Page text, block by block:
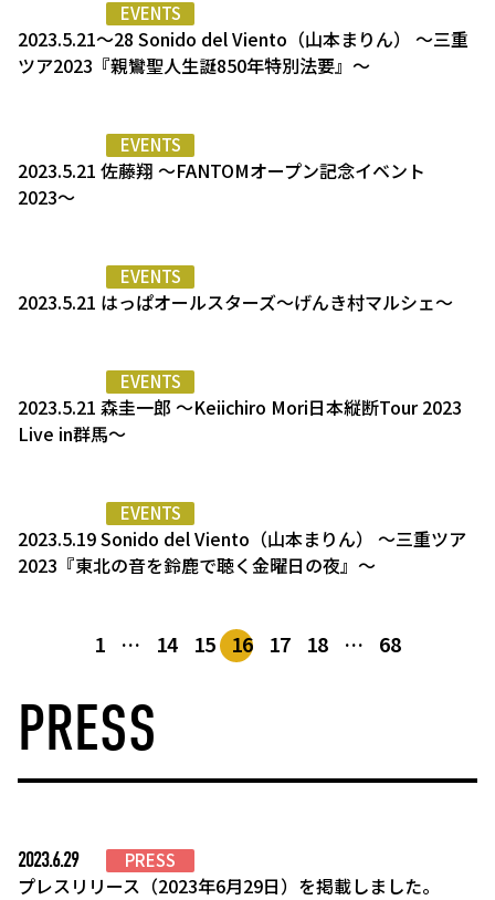
EVENTS
2023.5.21〜28 Sonido del Viento（山本まりん） 〜三重
ツア2023『親鸞聖人生誕850年特別法要』〜
EVENTS
2023.5.21 佐藤翔 〜FANTOMオープン記念イベント
2023〜
EVENTS
2023.5.21 はっぱオールスターズ〜げんき村マルシェ〜
EVENTS
2023.5.21 森圭一郎 〜Keiichiro Mori日本縦断Tour 2023
Live in群馬〜
EVENTS
2023.5.19 Sonido del Viento（山本まりん） 〜三重ツア
2023『東北の音を鈴鹿で聴く金曜日の夜』〜
1 … 14 15 16 17 18 … 68
PRESS
2023.6.29 PRESS
プレスリリース（2023年6月29日）を掲載しました。